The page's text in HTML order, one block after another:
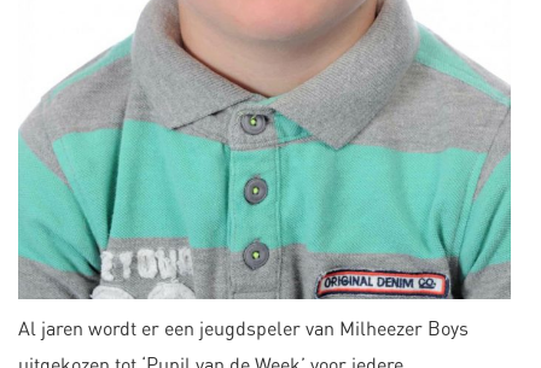
Al jaren wordt er een jeugdspeler van Milheezer Boys